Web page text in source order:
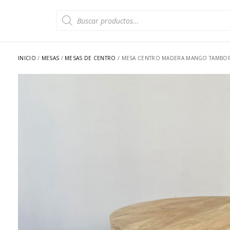
Búsqueda
de
productos
INICIO / MESAS / MESAS DE CENTRO / MESA CENTRO MADERA MANGO